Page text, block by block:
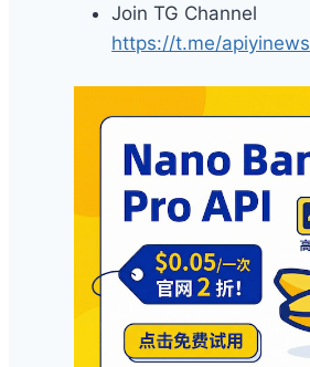
Join TG Channel
https://t.me/apiyinews